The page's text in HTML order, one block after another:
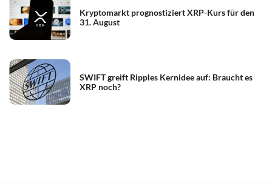
Kryptomarkt prognostiziert XRP-Kurs für den
31. August
SWIFT greift Ripples Kernidee auf: Braucht es
XRP noch?